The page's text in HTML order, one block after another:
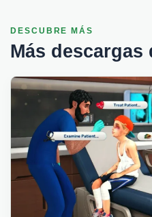
DESCUBRE MÁS
Más descargas